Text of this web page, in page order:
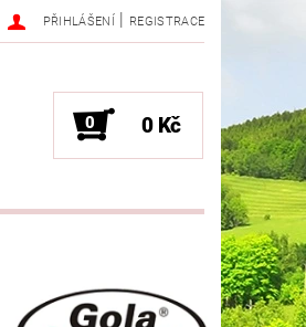
PŘIHLÁŠENÍ | REGISTRACE
0 0 Kč